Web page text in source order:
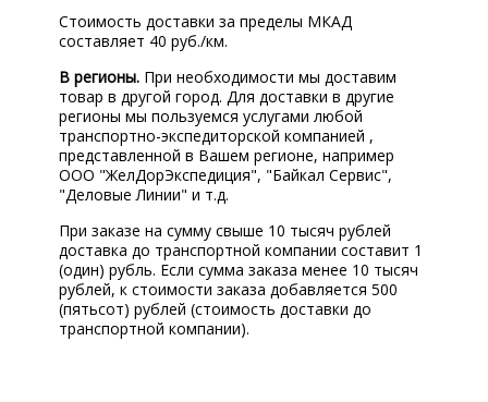
КОНТАКТЫ
ЗАПИСЬ НА СЕРВИС
ЗАДАТЬ ВОПРОС
Стоимость доставки за пределы МКАД
составляет 40 руб./км.
В регионы. При необходимости мы доставим
товар в другой город. Для доставки в другие
регионы мы пользуемся услугами любой
транспортно-экспедиторской компанией ,
представленной в Вашем регионе, например
ООО "ЖелДорЭкспедиция", "Байкал Сервис",
"Деловые Линии" и т.д.
При заказе на сумму свыше 10 тысяч рублей
доставка до транспортной компании составит 1
(один) рубль. Если сумма заказа менее 10 тысяч
рублей, к стоимости заказа добавляется 500
(пятьсот) рублей (стоимость доставки до
транспортной компании).